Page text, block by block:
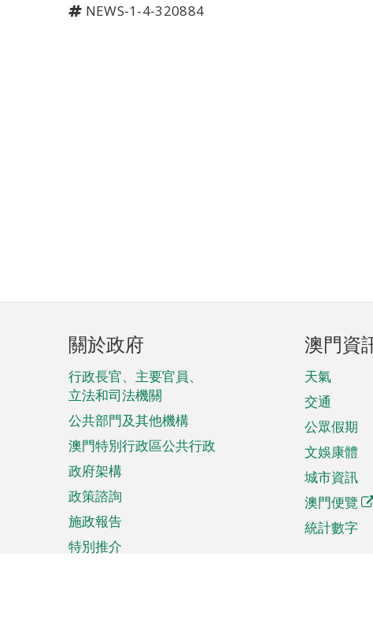
NEWS-1-4-320884
頁
腳
菜
單
關於政府
行政長官、主要官員、
立法和司法機關
公共部門及其他機構
澳門特別行政區公共行政
政府架構
政策諮詢
施政報告
特別推介
澳門資
天氣
交通
公眾假期
文娛康體
城市資訊
澳門便覽
統計數字